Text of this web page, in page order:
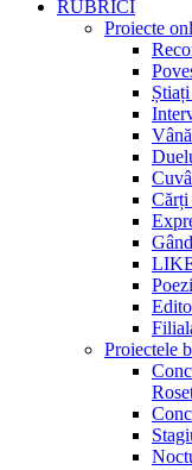
RUBRICI
Proiecte
Cărți
Proiectele